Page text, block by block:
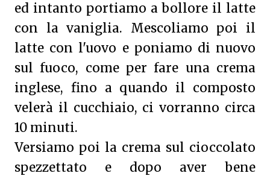
ed intanto portiamo a bollore il latte
con la vaniglia. Mescoliamo poi il
latte con l'uovo e poniamo di nuovo
sul fuoco, come per fare una crema
inglese, fino a quando il composto
velerà il cucchiaio, ci vorranno circa
10 minuti.
Versiamo poi la crema sul cioccolato
spezzettato e dopo aver bene